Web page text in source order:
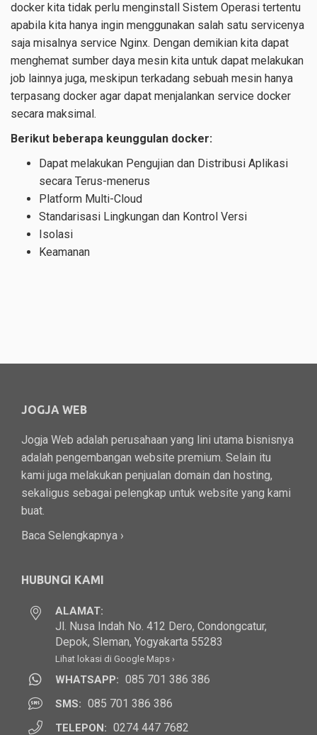
docker kita tidak perlu menginstall Sistem Operasi tertentu
apabila kita hanya ingin menggunakan salah satu servicenya
saja misalnya service Nginx. Dengan demikian kita dapat
menghemat sumber daya mesin kita untuk dapat melakukan
job lainnya juga, meskipun terkadang sebuah mesin hanya
terpasang docker agar dapat menjalankan service docker
secara maksimal.
Berikut beberapa keunggulan docker:
Dapat melakukan Pengujian dan Distribusi Aplikasi
secara Terus-menerus
Platform Multi-Cloud
Standarisasi Lingkungan dan Kontrol Versi
Isolasi
Keamanan
JOGJA WEB
Jogja Web adalah perusahaan yang lini utama bisnisnya
adalah pengembangan website premium. Selain itu
kami juga melakukan penjualan domain dan hosting,
sekaligus sebagai pelengkap untuk website yang kami
buat.
Baca Selengkapnya ›
HUBUNGI KAMI
ALAMAT:
Jl. Nusa Indah No. 412 Dero, Condongcatur,
Depok, Sleman, Yogyakarta 55283
Lihat lokasi di Google Maps ›
WHATSAPP: 085 701 386 386
SMS: 085 701 386 386
TELEPON: 0274 447 7682